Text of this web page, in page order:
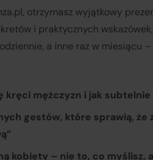
otrzymasz wyjątkowy
i praktycznych
a inne raz w miesiącu
kręci mężczyzn i jak
gestów, które sprawią, że
kobiety – nie to, co myślisz,